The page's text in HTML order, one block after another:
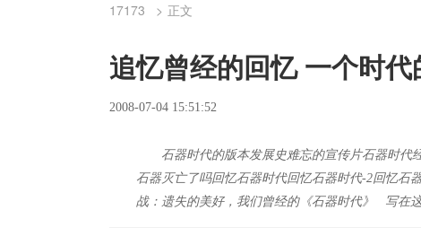
17173 正文
追忆曾经的回忆 一个时代
2008-07-04 15:51:52
石器时代的版本发展史难忘的宣传片石器时代
石器灭亡了吗回忆石器时代回忆石器时代-2回忆石
战：遗失的美好，我们曾经的《石器时代》 写在